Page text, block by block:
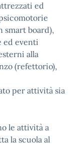
ed
smart board),
ed eventi
alla
(refettorio),
per attività sia
le attività a
la scuola al